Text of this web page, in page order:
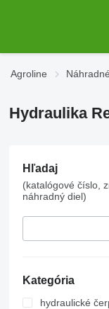
Agroline
Hydraulika
Hľadaj
(katalógové číslo,
náhradný diel)
Kategória
hydraulické